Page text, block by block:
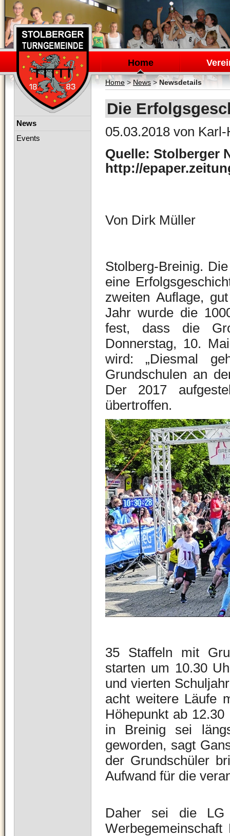
Navigation
überspringen
Home
Home> News>Newsdetails
Die
05.03.2018 von
Quelle: Stolberger
http://
Von Dirk Müller
Stolberg-Breinig.
eine
zweiten Auflage,
Jahr wurde die
fest, dass die
Donnerstag, 10.
wird: „Diesmal
Grundschulen an
Der 2017
übertroffen.
35 Staffeln mit
starten um 10.30
und vierten
acht weitere Läufe
Höhepunkt ab
in Breinig sei
geworden, sagt
der Grundschüler
Aufwand für die
Daher sei die LG
Navigation
News
Events